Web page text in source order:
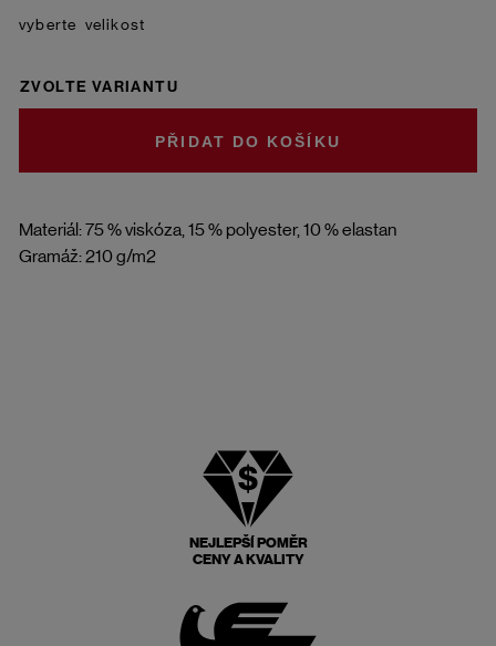
Materiál: 75 % viskóza, 15 % polyester, 10 % elastan
Gramáž: 210 g/m2
velikost
ZVOLTE VARIANTU
DO KOŠÍKU
NEJLEPŠÍ POMĚR
CENY A KVALITY